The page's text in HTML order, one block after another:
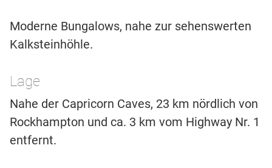
Moderne Bungalows, nahe zur sehenswerten
Kalksteinhöhle.
Lage
Nahe der Capricorn Caves, 23 km nördlich von
Rockhampton und ca. 3 km vom Highway Nr. 1
entfernt.